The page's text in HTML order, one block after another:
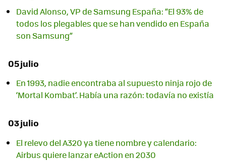
David Alonso, VP de Samsung España: “El 93% de
todos los plegables que se han vendido en España
son Samsung”
05 julio
En 1993, nadie encontraba al supuesto ninja rojo de
‘Mortal Kombat’. Había una razón: todavía no existía
03 julio
El relevo del A320 ya tiene nombre y calendario:
Airbus quiere lanzar eAction en 2030